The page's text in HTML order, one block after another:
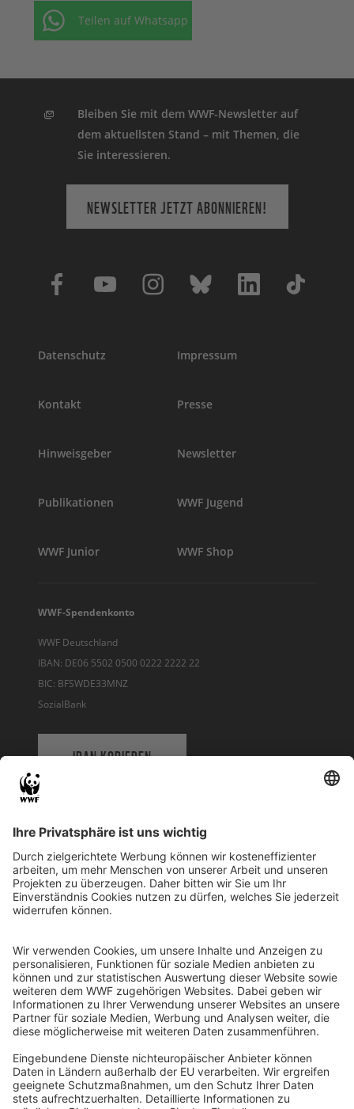
Teilen auf Whatsapp
Bleiben Sie mit dem WWF-Newsletter auf
dem aktuellsten Stand – mit Themen, die
Sie interessieren.
NEWSLETTER JETZT ABONNIEREN!
Datenschutz Impressum
Kontakt Presse
Hinweisgeber Newsletter
Publikationen WWF Jugend
WWF Junior WWF Shop
WWF-Spendenkonto
WWF Deutschland
IBAN: DE06 5502 0500 0222 2222 22
BIC: BFSWDE33MNZ
SozialBank
IBAN KOPIEREN
WWF Deutschland
Reinhardtstr. 18
10117 Berlin
Ihre Spende kann steuerlich geltend gemacht werden
Registriert als Stiftung WWF Deutschland, Senatsverwaltung für
Justiz Berlin, Az: 3416/976/2
Umsatzsteuer-Identifikationsnummer: DE 114236103
Freistellungsbescheid: Als gemeinnützige Körperschaft befreit
von der Körperschaftssteuer gem. §5 I 9 KStg. unter der
Steuernummer 27/641/09321